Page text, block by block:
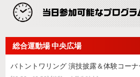
総合運動場 中央広場
バトントワリング 演技披露＆体験コーナ